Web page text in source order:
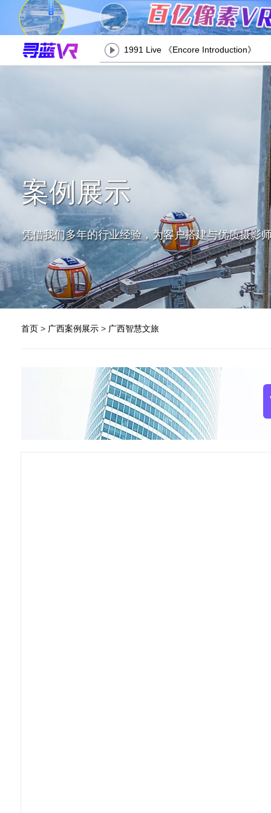
1991 Live 《Encore Introduction》
案例展示
凭借我们多年的行业经验，为客户搭建与优质摄影
首页 > 广西案例展示 > 广西智慧文旅